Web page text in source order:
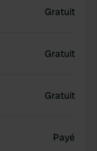
Gratuit
Gratuit
Gratuit
Payé